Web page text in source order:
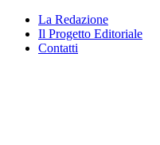
contenuto
La Redazione
Il Progetto Editoriale
Contatti